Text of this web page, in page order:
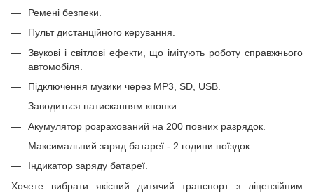
Ремені безпеки.
Пульт дистанційного керування.
Звукові і світлові ефекти, що імітують роботу справжнього
автомобіля.
Підключення музики через MP3, SD, USB.
Заводиться натисканням кнопки.
Акумулятор розрахований на 200 повних разрядок.
Максимальний заряд батареї - 2 години поїздок.
Індикатор заряду батареї.
Хочете вибрати якісний дитячий транспорт з ліцензійним